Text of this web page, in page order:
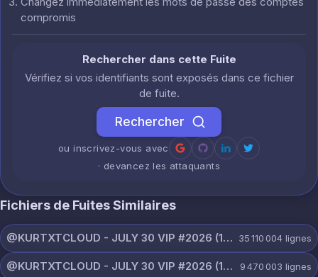
compromis
Rechercher dans cette Fuite
Vérifiez si vos identifiants sont exposés dans ce fichier
de fuite.
Rechercher
ou inscrivez-vous avec
· devancez les attaquants
Fichiers de Fuites Similaires
@KURTXTCLOUD - JULY 30 VIP #2026 (114).txt 35 110 004 lignes
@KURTXTCLOUD - JULY 30 VIP #2026 (113).txt 9 470 003 lignes